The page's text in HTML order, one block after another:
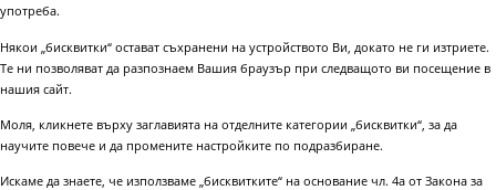
употреба.
Някои „бисквитки“ остават съхранени на устройството Ви, докато не ги изтриете.
Те ни позволяват да разпознаем Вашия браузър при следващото ви посещение в
нашия сайт.
Моля, кликнете върху заглавията на отделните категории „бисквитки“, за да
научите повече и да промените настройките по подразбиране.
Искаме да знаете, че използваме „бисквитките“ на основание чл. 4а от Закона за